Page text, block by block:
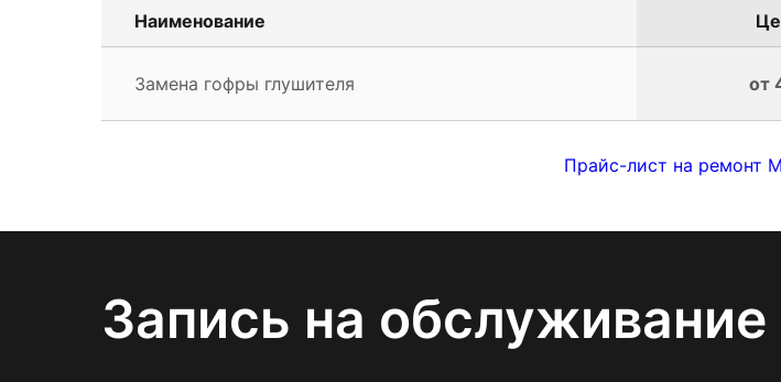
Наименование
Замена гофры глушителя от
Прайс-лист на ремонт
Запись на